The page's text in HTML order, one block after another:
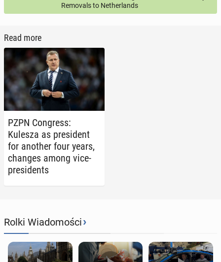
Removals to Netherlands
Read more
PZPN Con­gress:
Kulesza as pres­i­dent
for another four years,
changes among vice-
pres­i­dents
Rolki Wiadomości›